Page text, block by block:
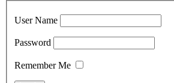
User Name
Password
Remember Me